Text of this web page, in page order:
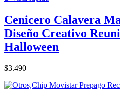
Cenicero Calavera
Diseño Creativo
Halloween
$3.490